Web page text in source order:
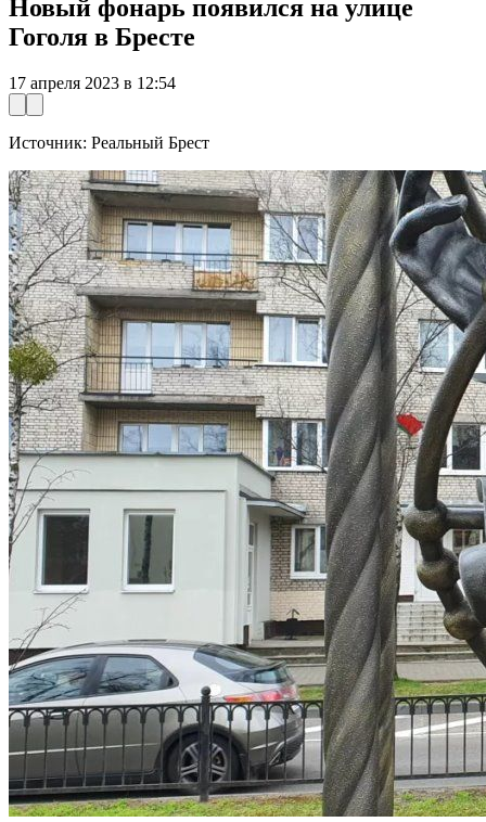
Новый фонарь появился на улице
Гоголя в Бресте
17 апреля 2023 в 12:54
Источник: Реальный Брест